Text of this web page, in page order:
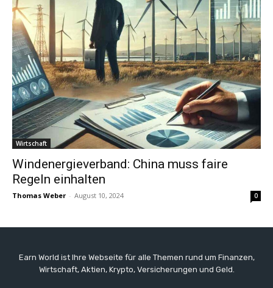
Wirtschaft
Windenergieverband: China muss faire
Regeln einhalten
Thomas Weber - August 10, 2024 0
Earn World ist Ihre Webseite für alle Themen rund um Finanzen,
Wirtschaft, Aktien, Krypto, Versicherungen und Geld.